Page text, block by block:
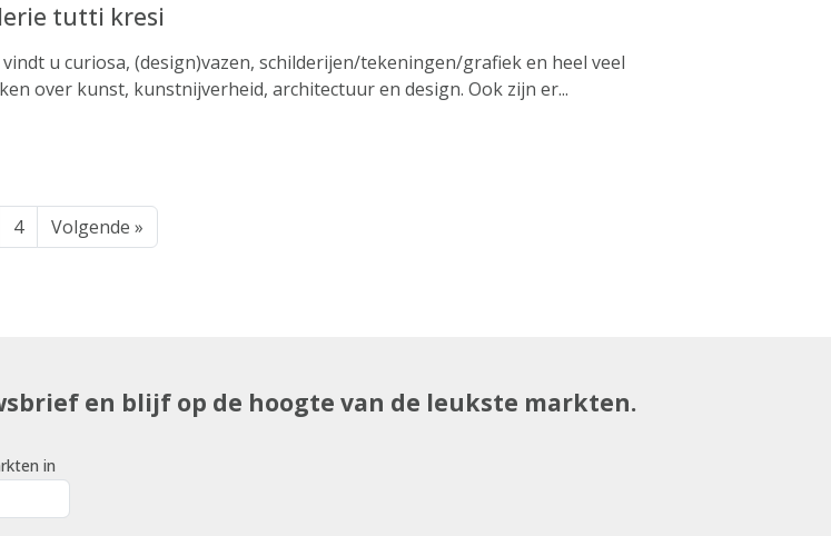
tutti kresi
u curiosa, (design)vazen, schilderijen/tekeningen/grafiek en heel veel
over kunst, kunstnijverheid, architectuur en design. Ook zijn er...
4 Volgende »
en blijf op de hoogte van de leukste markten.
in